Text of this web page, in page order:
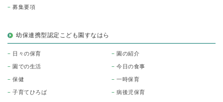
募集要項
幼保連携型認定こども園すなはら
日々の保育 園の紹介
園での生活 今日の食事
保健 一時保育
子育てひろば 病後児保育